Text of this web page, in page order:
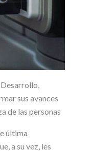
sus avances
de las personas
última
a su vez, les